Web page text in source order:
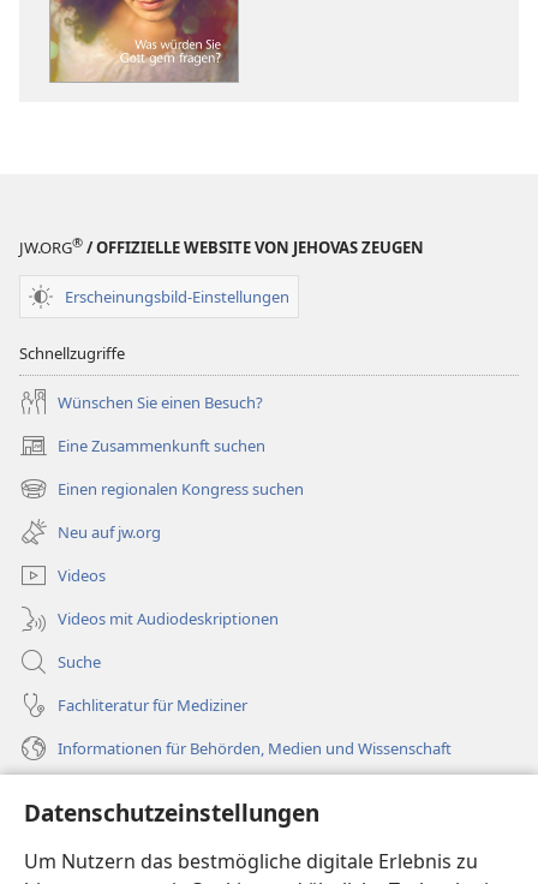
Datenschutzeinstellungen
Um Nutzern das bestmögliche digitale Erlebnis zu
JW.ORG® / OFFIZIELLE WEBSITE VON JEHOVAS ZEUGEN
Erscheinungsbild-Einstellungen
Schnellzugriffe
Wünschen Sie einen Besuch?
Eine Zusammenkunft suchen
(öffnet
neues
Fenster)
Einen regionalen Kongress suchen
(öffnet
neues
Fenster)
Neu auf jw.org
Videos
Videos mit Audiodeskriptionen
Suche
Fachliteratur für Mediziner
Informationen für Behörden, Medien und Wissenschaft
Spenden
(öffnet